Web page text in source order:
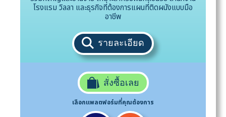
โรงแรม วิลลา และธุรกิจที่ต้องการแผนที่ติดผนังแบบมือ
อาชีพ
รายละเอียด
สั่งซื้อเลย
เลือกแพลตฟอร์มที่คุณต้องการ